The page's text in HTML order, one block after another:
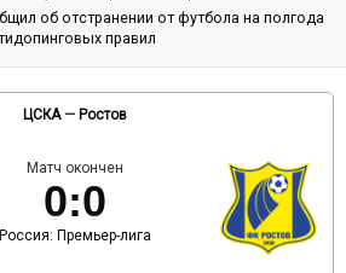
об отстранении от футбола на полгода
правил
ЦСКА— Ростов
Матч окончен
0:0
Россия: Премьер-лига